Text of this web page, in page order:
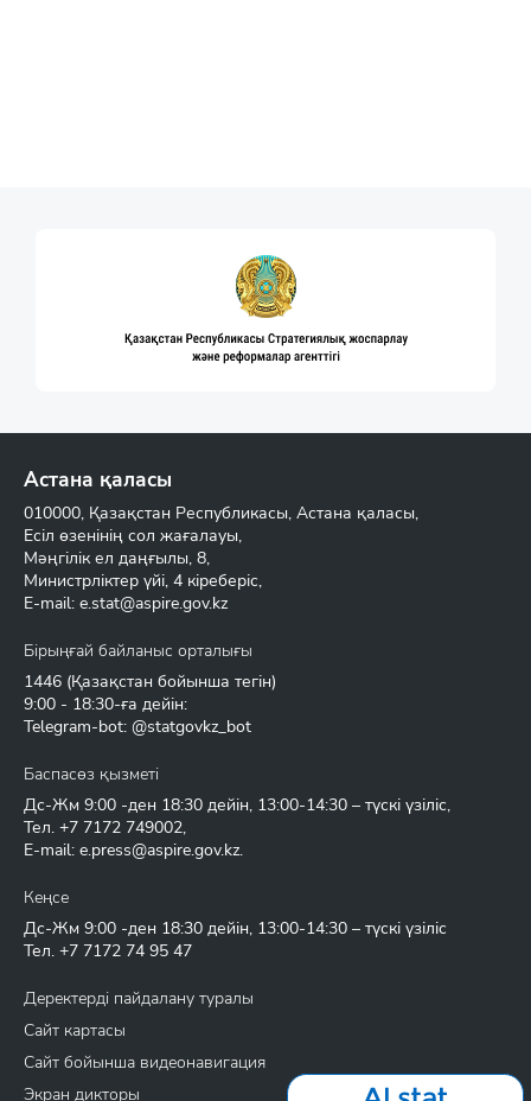
Астана қаласы
010000, Қазақстан Республикасы, Астана қаласы,
Есіл өзенінің сол жағалауы,
Мәңгілік ел даңғылы, 8,
Министрліктер үйі, 4 кіреберіс,
E-mail: e.stat@aspire.gov.kz
Бірыңғай байланыс орталығы
1446 (Қазақстан бойынша тегін)
9:00 - 18:30-ға дейін:
Telegram-bot: @statgovkz_bot
Баспасөз қызметі
Дс-Жм 9:00 -ден 18:30 дейін, 13:00-14:30 – түскі үзіліс,
Тел. +7 7172 749002,
E-mail: e.press@aspire.gov.kz.
Кеңсе
Дс-Жм 9:00 -ден 18:30 дейін, 13:00-14:30 – түскі үзіліс
Тел. +7 7172 74 95 47
Деректерді пайдалану туралы
Сайт картасы
Сайт бойынша видеонавигация
Экран дикторы